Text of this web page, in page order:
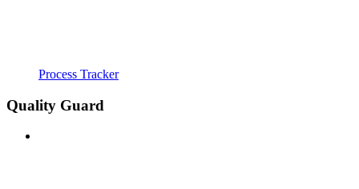
Process Tracker
Quality Guard